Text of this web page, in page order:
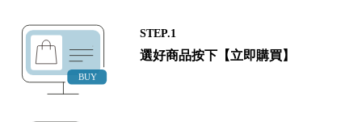
STEP.1
選好商品按下【立即購買】